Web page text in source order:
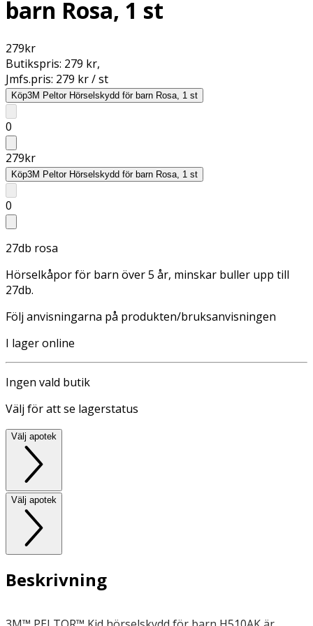
barn Rosa, 1 st
279kr
Butikspris: 279 kr,
Jmfs.pris: 279 kr / st
Köp3M Peltor Hörselskydd för barn Rosa, 1 st
0
279kr
Köp3M Peltor Hörselskydd för barn Rosa, 1 st
0
27db rosa
Hörselkåpor för barn över 5 år, minskar buller upp till
27db.
Följ anvisningarna på produkten/bruksanvisningen
I lager online
Ingen vald butik
Välj för att se lagerstatus
Välj apotek
Välj apotek
Beskrivning